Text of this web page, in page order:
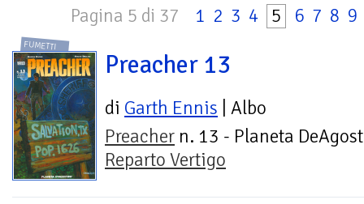
Pagina 5 di 37 1 2 3 4 5 6 7 8 9
FUMETTI
Preacher 13
di Garth Ennis | Albo
Preacher n. 13 - Planeta
Reparto Vertigo